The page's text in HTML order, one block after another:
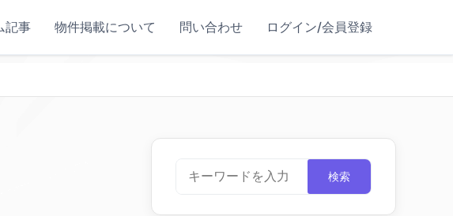
記事 物件掲載について 問い合わせ ログイン/会員登録
検索